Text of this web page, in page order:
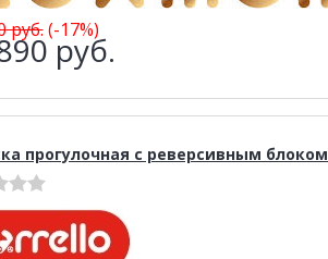
руб.(-17%)
руб.
прогулочная с реверсивным блоком